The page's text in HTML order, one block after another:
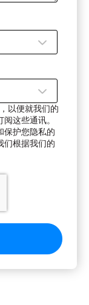
以便就我们的
这些通讯。
保护您隐私的
们根据我们的